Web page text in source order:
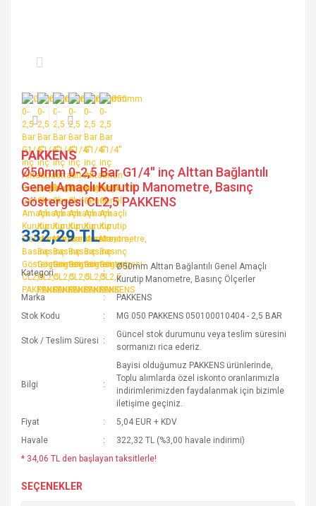
PAKKENS
Ø50mm 0-2,5 Bar G1/4'' inç Alttan Bağlantılı
Genel Amaçlı Kurutip Manometre, Basınç
Göstergesi CL2,5 PAKKENS
332,29 TL
Kategori
Ø50mm Alttan Bağlantılı Genel Amaçlı
Kurutip Manometre, Basınç Ölçerler
Marka
PAKKENS
Stok Kodu
MG 050 PAKKENS 050100010404 - 2,5 BAR
Stok / Teslim Süresi
Güncel stok durumunu veya teslim süresini
sormanızı rica ederiz.
Bilgi
Bayisi olduğumuz PAKKENS ürünlerinde,
Toplu alımlarda özel iskonto oranlarımızla
indirimlerimizden faydalanmak için bizimle
iletişime geçiniz.
Fiyat
5,04 EUR + KDV
Havale
322,32 TL (%3,00 havale indirimi)
* 34,06 TL den başlayan taksitlerle!
SEÇENEKLER